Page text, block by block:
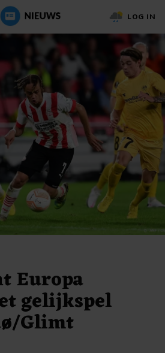
LOG IN
Europa
gelijkspel
Glimt